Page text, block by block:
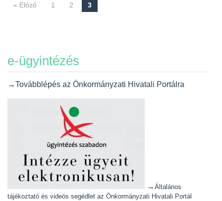
Navigáció
« Előző 1 2 3
e-ügyintézés
→Továbblépés az Önkormányzati Hivatali Portálra
→ Általános
tájékoztató és videós segédlet az Önkormányzati Hivatali Portál